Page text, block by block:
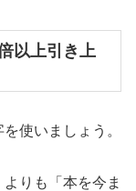
以上引き上
使いましょう。
りも「本を今ま